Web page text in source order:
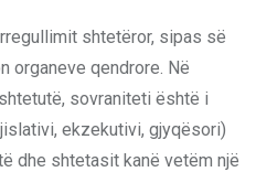
shtetëror, sipas së
organeve qendrore. Në
sovraniteti është i
ekzekutivi, gjyqësori)
dhe shtetasit kanë vetëm një